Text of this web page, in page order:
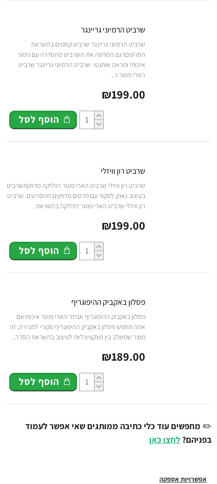
אפשרויות אספקה
שרביט הרמיוני גריינגר
שרביט הרמיוני גריינגר שרביט קסמים בהשראת
הסרטיםדגם המדמה את השרביט מהסדרה עם גימור
איכותי ומראה אותנטי. שרביט הרמיוני גריינגר שרביט
הארי פוטר ר..
₪199.00
הוסף לסל
שרביט רון וויזלי
שרביט רון וויזלי שרביט הארי פוטר רפליקה מדויקתשרביט
בעיצוב נאמן למקור עם פרטים מדויקים מהסרטים. שרביט
רון וויזלי שרביט הארי פוטר רפליקה בהשראת ..
₪199.00
הוסף לסל
פסלון באקביק ההיפוגריף
פסלון באקביק ההיפוגריף אביזר הארי פוטר איכותיאם
אתה מחפש פסלון באקביק ההיפוגריף מקורי למכירה, זה
מוצר שמשלב בין פונקציונליות לעיצוב בהשראת הסדר..
₪189.00
הוסף לסל
✏️ מחפשים עוד כלי כתיבה ממותגים שאי אפשר לעמוד
בפניהם? לחצו כאן